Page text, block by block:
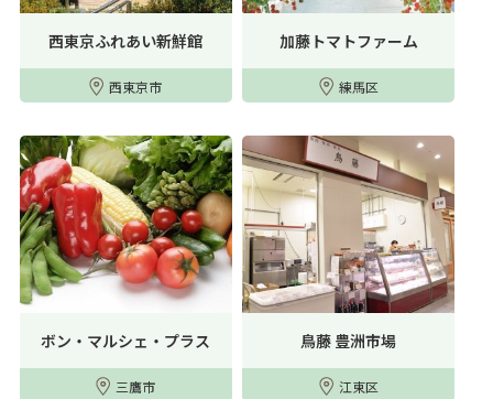
西東京ふれあい新鮮館
西東京市
加藤トマトファーム
練馬区
ボン・マルシェ・プラス
三鷹市
鳥藤 豊洲市場
江東区